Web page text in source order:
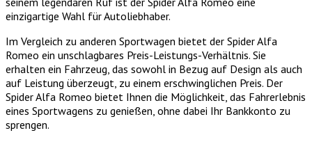
einzigartige Wahl für Autoliebhaber.
Im Vergleich zu anderen Sportwagen bietet der Spider Alfa
Romeo ein unschlagbares Preis-Leistungs-Verhältnis. Sie
erhalten ein Fahrzeug, das sowohl in Bezug auf Design als auch
auf Leistung überzeugt, zu einem erschwinglichen Preis. Der
Spider Alfa Romeo bietet Ihnen die Möglichkeit, das Fahrerlebnis
eines Sportwagens zu genießen, ohne dabei Ihr Bankkonto zu
sprengen.